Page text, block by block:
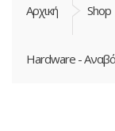
Αρχική Shop
Hardware -